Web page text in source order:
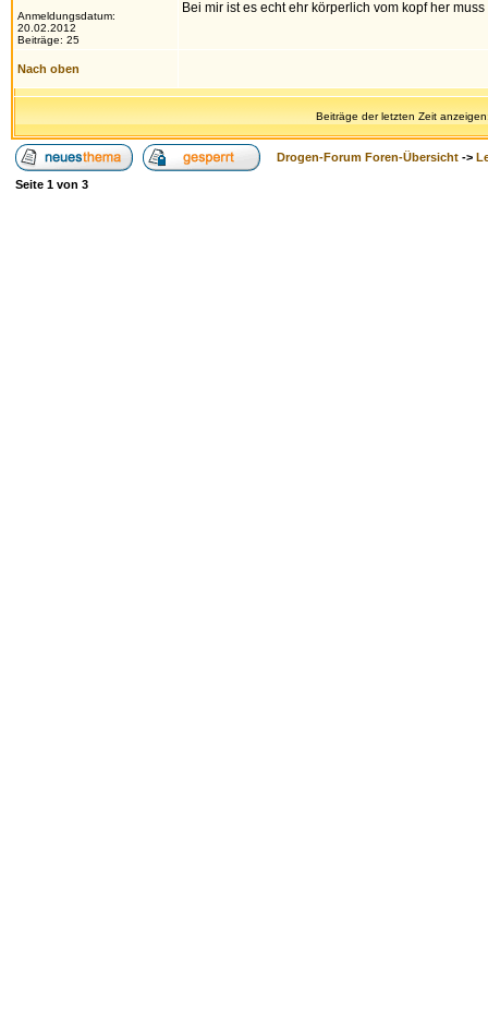
Anmeldungsdatum:
20.02.2012
Beiträge: 25
Bei mir ist es echt ehr körperlich vom kopf her
Nach oben
Beiträge der letzten Zeit
Drogen-Forum Foren-Übersicht ->
Seite 1 von 3